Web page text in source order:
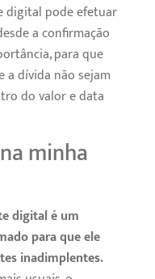
digital pode efetuar
a confirmação
para que
a dívida não sejam
do valor e data
minha
digital é um
para que ele
inadimplentes.